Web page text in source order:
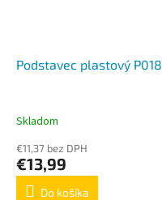
Podstavec plastový P018
Skladom
€11,37 bez DPH
€13,99
Do košíka